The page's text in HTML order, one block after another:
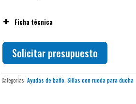
Ficha técnica
Solicitar presupuesto
Categorías: Ayudas de baño, Sillas con rueda para ducha